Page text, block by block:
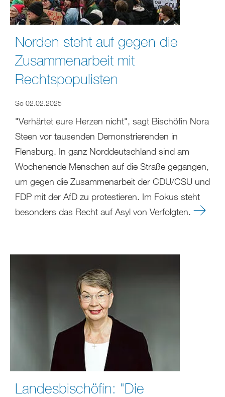
Norden steht auf gegen die
Zusammenarbeit mit
Rechtspopulisten
So 02.02.2025
"Verhärtet eure Herzen nicht", sagt Bischöfin Nora
Steen vor tausenden Demonstrierenden in
Flensburg. In ganz Norddeutschland sind am
Wochenende Menschen auf die Straße gegangen,
um gegen die Zusammenarbeit der CDU/CSU und
FDP mit der AfD zu protestieren. Im Fokus steht
besonders das Recht auf Asyl von Verfolgten.
Landesbischöfin: "Die